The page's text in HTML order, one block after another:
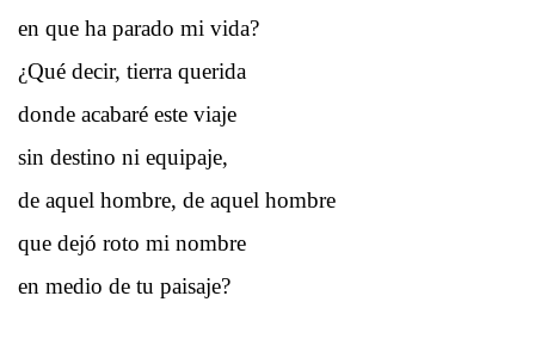
en que ha parado mi vida?
¿Qué decir, tierra querida
donde acabaré este viaje
sin destino ni equipaje,
de aquel hombre, de aquel hombre
que dejó roto mi nombre
en medio de tu paisaje?